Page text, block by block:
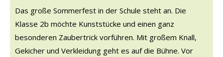
Das große Sommerfest in der Schule steht an. Die
Klasse 2b möchte Kunststücke und einen ganz
besonderen Zaubertrick vorführen. Mit großem Knall,
Gekicher und Verkleidung geht es auf die Bühne. Vor